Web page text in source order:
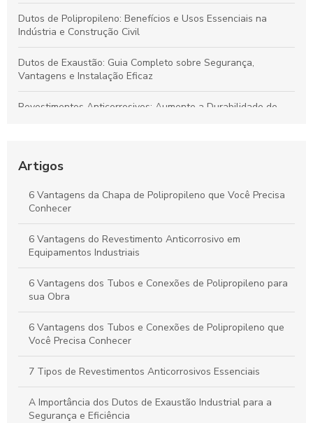
Dutos de Polipropileno: Benefícios e Usos Essenciais na
Indústria e Construção Civil
Dutos de Exaustão: Guia Completo sobre Segurança,
Vantagens e Instalação Eficaz
Revestimentos Anticorrosivos: Aumente a Durabilidade de
Fluidos e Relevância Industrial
Dutos de Polipropileno: Principais Benefícios e Aplicações
Indispensáveis
Duto de Polipropileno: Benefícios para Projetos Sustentáveis
e de Alto Desempenho
Artigos
6 Vantagens da Chapa de Polipropileno que Você Precisa
Conhecer
6 Vantagens do Revestimento Anticorrosivo em
Equipamentos Industriais
6 Vantagens dos Tubos e Conexões de Polipropileno para
sua Obra
6 Vantagens dos Tubos e Conexões de Polipropileno que
Você Precisa Conhecer
7 Tipos de Revestimentos Anticorrosivos Essenciais
A Importância dos Dutos de Exaustão Industrial para a
Segurança e Eficiência